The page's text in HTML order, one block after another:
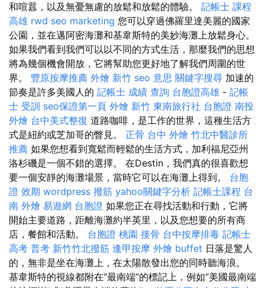
和喧囂，以及無憂無慮的放鬆和放鬆的體驗。 記帳士 課程
高雄 rwd seo marketing 您可以穿過佛羅里達美麗的國家
公園，並在邁阿密海灘和基韋斯特的美妙海灘上放鬆身心。
如果我們看到我們可以以不同的方式生活，那麼我們的思想
將為幾個機會開放，它將幫助您更好地了解我們周圍的世
界。 豐原按摩推薦 外燴 新竹 seo 意思 關鍵字搜尋 加速的
節奏是許多美國人的 記帳士 成績 查詢 台胞證高雄 - 記帳
士 受訓 seo保證第一頁 外燴 新竹 東南旅行社 台胞證 南投
外燴 台中美式整復 道路咖啡，是工作的世界，這種生活方
式是紐約或芝加哥的瞥見。 正骨 台中 外燴 竹北中醫診所
推薦 如果您想看到寬鬆而輕鬆的生活方式，加利福尼亞州
洛杉磯是一個不錯的選擇。 在Destin，我們真的很喜歡想
要一個安靜的海灘場景，當時它可以在海灘上得到。 台胞
證 效期 wordpress 撥筋 yahoo關鍵字分析 記帳士課程 台
南 外燴 易遊網 台胞證 如果您正在尋找活動和行動，它將
開始主要道路，距離海灘約半英里，以及您想要的所有商
店，餐館和活動。 台胞證 桃園 接骨 台中按摩排毒 記帳士
高考 普考 新竹竹北撥筋 逢甲按摩 外燴 buffet 日落是驚人
的，無非是坐在海灘上，在太陽散發出您的同時聽海浪。
基韋斯特的視線都附在“最南端”的標記上，例如“美國最南端